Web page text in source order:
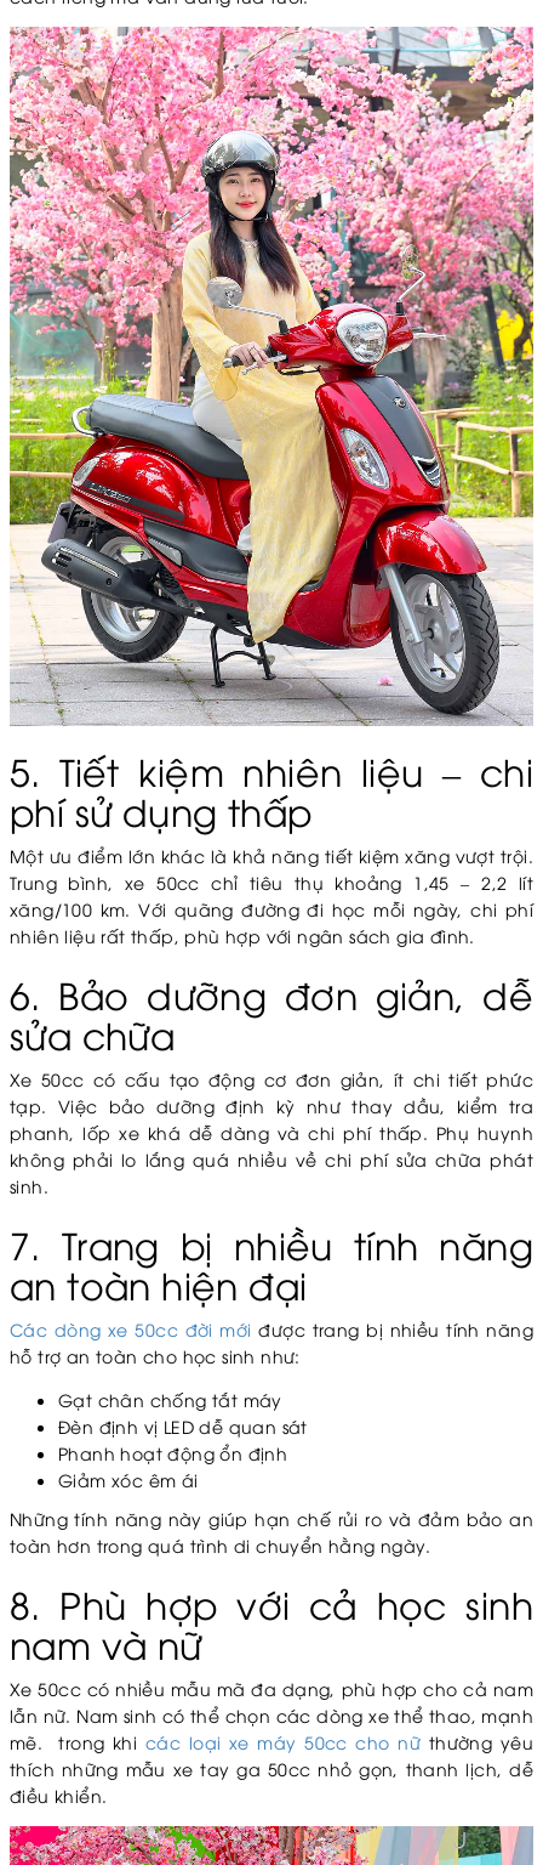
5. Tiết kiệm nhiên liệu – chi
phí sử dụng thấp
Một ưu điểm lớn khác là khả năng tiết kiệm xăng vượt trội.
Trung bình, xe 50cc chỉ tiêu thụ khoảng 1,45 – 2,2 lít
xăng/100 km. Với quãng đường đi học mỗi ngày, chi phí
nhiên liệu rất thấp, phù hợp với ngân sách gia đình.
6. Bảo dưỡng đơn giản, dễ
sửa chữa
Xe 50cc có cấu tạo động cơ đơn giản, ít chi tiết phức
tạp. Việc bảo dưỡng định kỳ như thay dầu, kiểm tra
phanh, lốp xe khá dễ dàng và chi phí thấp. Phụ huynh
không phải lo lắng quá nhiều về chi phí sửa chữa phát
sinh.
7. Trang bị nhiều tính năng
an toàn hiện đại
Các dòng xe 50cc đời mới được trang bị nhiều tính năng
hỗ trợ an toàn cho học sinh như:
Gạt chân chống tắt máy
Đèn định vị LED dễ quan sát
Phanh hoạt động ổn định
Giảm xóc êm ái
Những tính năng này giúp hạn chế rủi ro và đảm bảo an
toàn hơn trong quá trình di chuyển hằng ngày.
8. Phù hợp với cả học sinh
nam và nữ
Xe 50cc có nhiều mẫu mã đa dạng, phù hợp cho cả nam
lẫn nữ. Nam sinh có thể chọn các dòng xe thể thao, mạnh
mẽ. trong khi các loại xe máy 50cc cho nữ thường yêu
thích những mẫu xe tay ga 50cc nhỏ gọn, thanh lịch, dễ
điều khiển.